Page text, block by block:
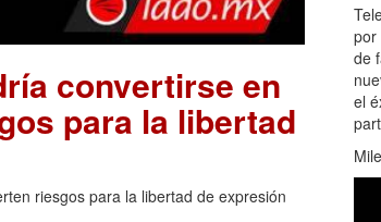
convertirse en
para la libertad
riesgos para la libertad de expresión
por
de
el